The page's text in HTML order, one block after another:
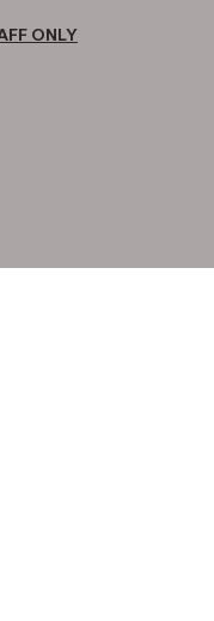
ONLY